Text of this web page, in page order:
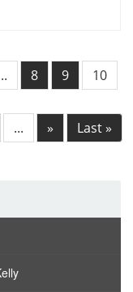
8 9 10
... » Last »